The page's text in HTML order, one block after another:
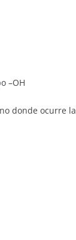
–OH
donde ocurre la